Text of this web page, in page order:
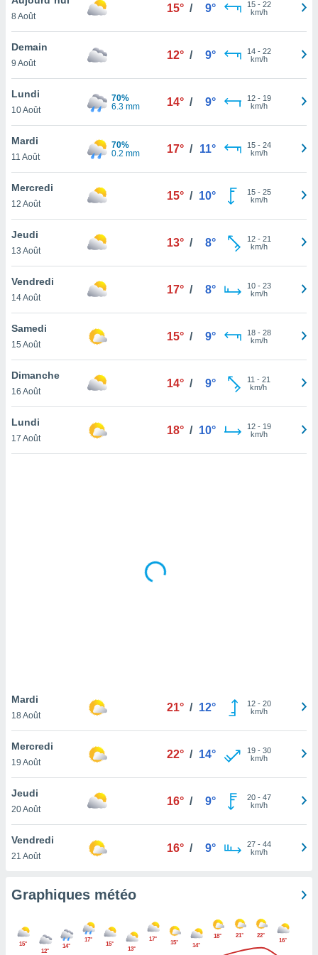
et
»,
au
vous
qu'ils
ou
le
ainsi
un
la
du
en
de
pas
de
à
cas,
que
sur le
ne
8 Août
15° / 9° 15- 22
km/h
Demain
9 Août
12° / 9° 14- 22
km/h
Lundi
10 Août
70%
6.3 mm
14° / 9° 12- 19
km/h
Mardi
11 Août
70%
0.2 mm
17° / 11° 15- 24
km/h
Mercredi
12 Août
15° / 10° 15- 25
km/h
Jeudi
13 Août
13° / 8° 12- 21
km/h
Vendredi
14 Août
17° / 8° 10- 23
km/h
Samedi
15 Août
15° / 9° 18- 28
km/h
Dimanche
16 Août
14° / 9° 11 - 21
km/h
Lundi
17 Août
18° / 10° 12- 19
km/h
Mardi
18 Août
21° / 12° 12- 20
km/h
Mercredi
19 Août
22° / 14° 19- 30
km/h
Jeudi
20 Août
16° / 9° 20- 47
km/h
Vendredi
21 Août
16° / 9° 27- 44
km/h
Graphiques météo
15°
12°
14°
17°
15°
13°
17°
15° 14°
18° 21° 22°
16°